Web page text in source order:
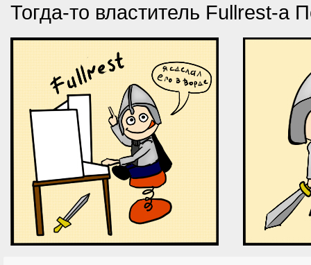
Тогда-то властитель Fullrest-a